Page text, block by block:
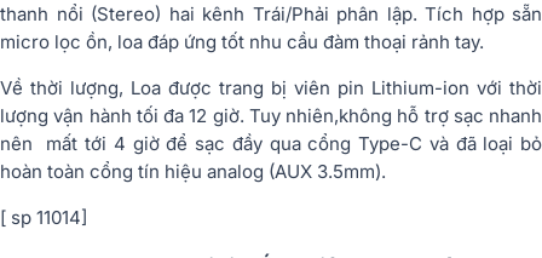
thanh nổi (Stereo) hai kênh Trái/Phải phân lập. Tích hợp sẵn
micro lọc ồn, loa đáp ứng tốt nhu cầu đàm thoại rảnh tay.
Về thời lượng, Loa được trang bị viên pin Lithium-ion với thời
lượng vận hành tối đa 12 giờ. Tuy nhiên,không hỗ trợ sạc nhanh
nên mất tới 4 giờ để sạc đầy qua cổng Type-C và đã loại bỏ
hoàn toàn cổng tín hiệu analog (AUX 3.5mm).
[ sp 11014]